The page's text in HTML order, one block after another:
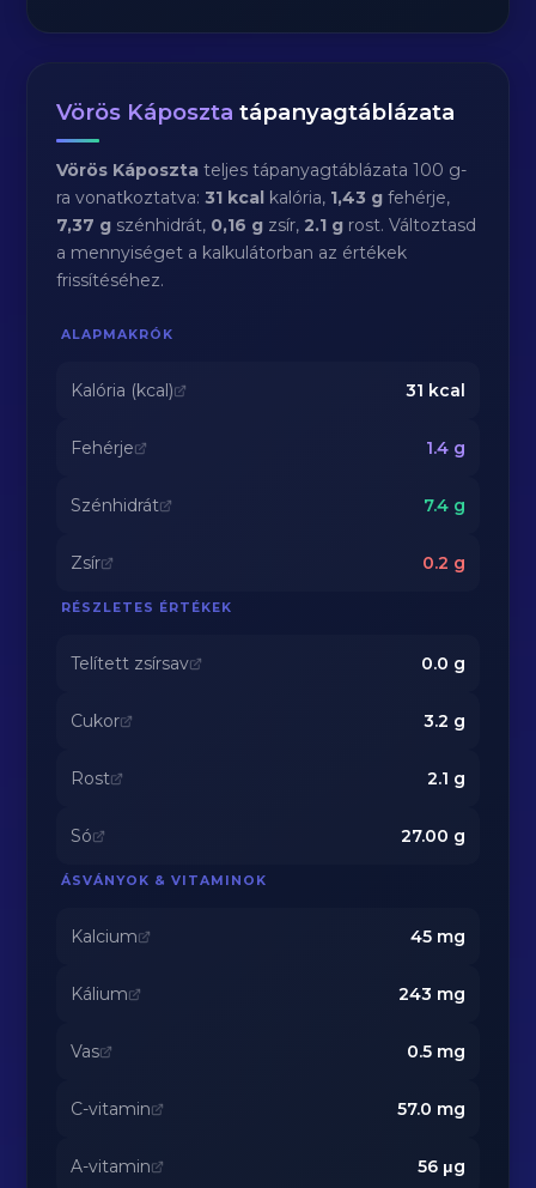
Vörös Káposzta tápanyagtáblázata
Vörös Káposzta teljes tápanyagtáblázata 100 g-
ra vonatkoztatva:31 kcal kalória, 1,43 g fehérje,
7,37 g szénhidrát, 0,16 g zsír,2.1 g rost. Változtasd
a mennyiséget a kalkulátorban az értékek
frissítéséhez.
ALAPMAKRÓK
Kalória (kcal) 31 kcal
Fehérje 1.4g
Szénhidrát 7.4g
Zsír 0.2 g
RÉSZLETES ÉRTÉKEK
Telített zsírsav 0.0 g
Cukor 3.2 g
Rost 2.1 g
Só 27.00 g
ÁSVÁNYOK & VITAMINOK
Kalcium 45mg
Kálium 243 mg
Vas 0.5mg
C-vitamin 57.0 mg
A-vitamin 56μg